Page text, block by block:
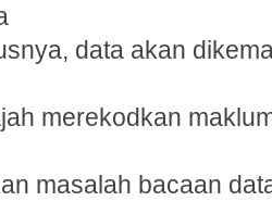
data akan
merekodkan
masalah bacaan